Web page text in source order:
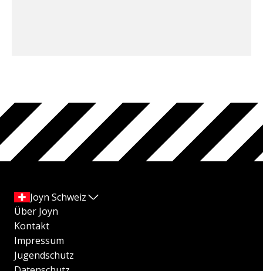
Joyn Schweiz
Über Joyn
Kontakt
Impressum
Jugendschutz